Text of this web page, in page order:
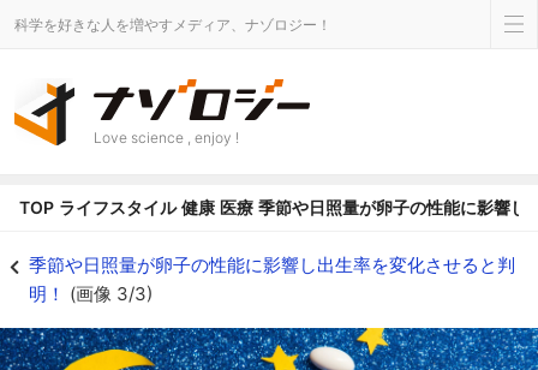
科学を好きな人を増やすメディア、ナゾロジー！
Love science , enjoy !
TOP ライフスタイル 健康 医療 季節や日照量が卵子の性能に影響し
季節や日照量が卵子の性能に影響し出生率を変化させると判
明！ (画像 3/3)